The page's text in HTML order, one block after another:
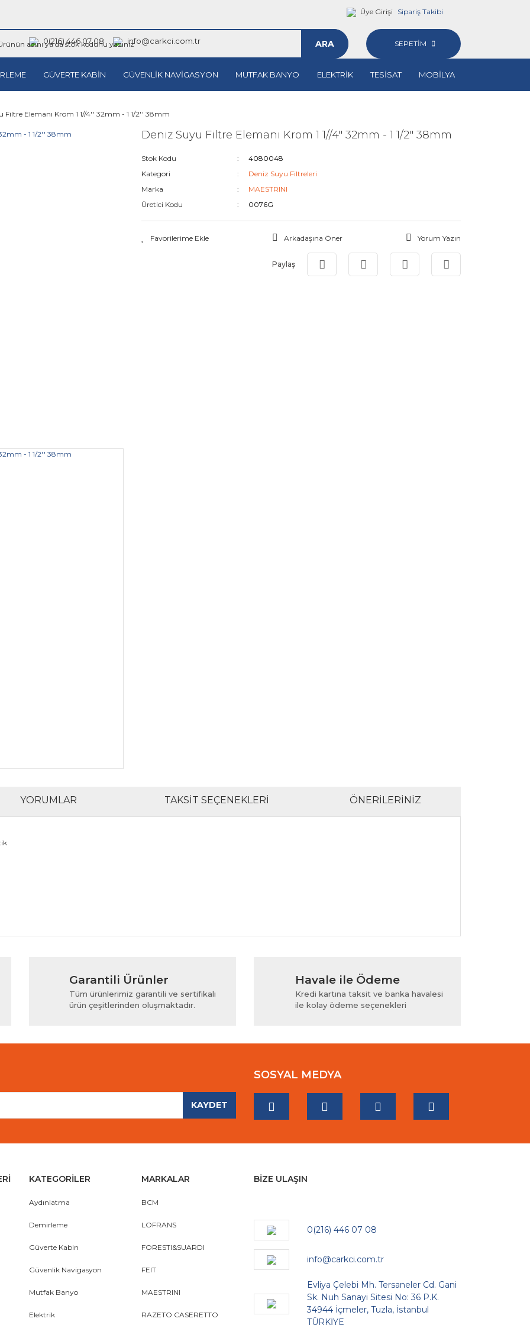
Üye Girişi Sipariş Takibi
0(216) 446 07 08 info@carkci.com.tr ARA SEPETİM
GÜVERTE KABİN GÜVENLİK NAVİGASYON MUTFAK BANYO ELEKTRİK TESİSAT MOBİLYA
Filtre Elemanı Krom 1 1//4'' 32mm - 1 1/2'' 38mm
Deniz Suyu Filtre Elemanı Krom 1 1//4'' 32mm - 1 1/2'' 38mm
Stok Kodu
4080048
Kategori
Deniz Suyu Filtreleri
Marka
MAESTRINI
Üretici Kodu
0076G
Arkadaşına Öner Yorum Yazın
Paylaş
YORUMLAR TAKSIT SEÇENEKLERI ÖNERILERINIZ
Yorum Yaz
ve diğer konularda yetersiz gördüğünüz noktaları öneri formunu kullanarak tarafımıza iletebilirsiniz.
Garantili Ürünler
Tüm ürünlerimiz garantili ve sertifikalı
ürün çeşitlerinden oluşmaktadır.
Havale ile Ödeme
Kredi kartına taksit ve banka havalesi
ile kolay ödeme seçenekleri
KAYDET
SOSYAL MEDYA
KATEGORİLER
Aydınlatma
Demirleme
Güverte Kabin
Güvenlik Navigasyon
Mutfak Banyo
Elektrik
MARKALAR
BCM
LOFRANS
FORESTI&SUARDI
FEIT
MAESTRINI
RAZETO CASERETTO
BİZE ULAŞIN
0(216) 446 07 08
info@carkci.com.tr
Evliya Çelebi Mh. Tersaneler Cd. Gani
Sk. Nuh Sanayi Sitesi No: 36 P.K.
34944 İçmeler, Tuzla, İstanbul
TÜRKİYE